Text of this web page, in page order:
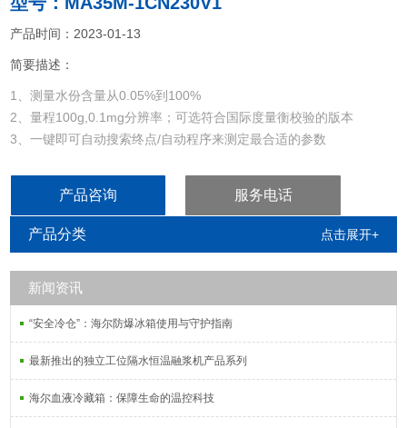
产品时间：2023-01-13
简要描述：
1、测量水份含量从0.05%到100%
2、量程100g,0.1mg分辨率；可选符合国际度量衡校验的版本
3、一键即可自动搜索终点/自动程序来测定最合适的参数
5、因为有内置校准砝码，快速重复性测试功能和温度调节设置(附
件)，所以可以通过符合DIN/ISO的自动测试和自动校准能力快速和简
产品咨询 服务电话
产品分类 点击展开+
新闻资讯
“安全冷仓”：海尔防爆冰箱使用与守护指南
最新推出的独立工位隔水恒温融浆机产品系列
海尔血液冷藏箱：保障生命的温控科技